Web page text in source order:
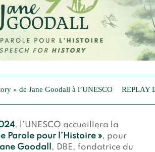
» de Jane Goodall à l’UNESCO REPLAY
, l’UNESCO accueillera la
Parole pour l’Histoire », pour
Goodall
, DBE, fondatrice du